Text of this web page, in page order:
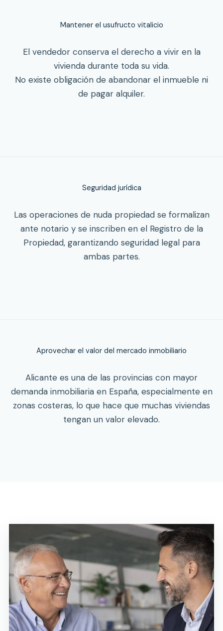
Mantener el usufructo vitalicio
El vendedor conserva el derecho a vivir en la
vivienda durante toda su vida.
No existe obligación de abandonar el inmueble ni
de pagar alquiler.
Seguridad jurídica
Las operaciones de nuda propiedad se formalizan
ante notario y se inscriben en el Registro de la
Propiedad, garantizando seguridad legal para
ambas partes.
Aprovechar el valor del mercado inmobiliario
Alicante es una de las provincias con mayor
demanda inmobiliaria en España, especialmente en
zonas costeras, lo que hace que muchas viviendas
tengan un valor elevado.